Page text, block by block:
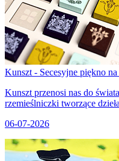
Kunszt - Secesyjne piękno na
Kunszt przenosi nas do
rzemieślniczki tworzące
06-07-2026